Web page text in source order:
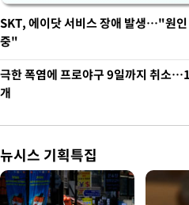
SKT, 에이닷 서비스 장애 발생…"원
중"
극한 폭염에 프로야구 9일까지 취소
개
뉴시스 기획특집